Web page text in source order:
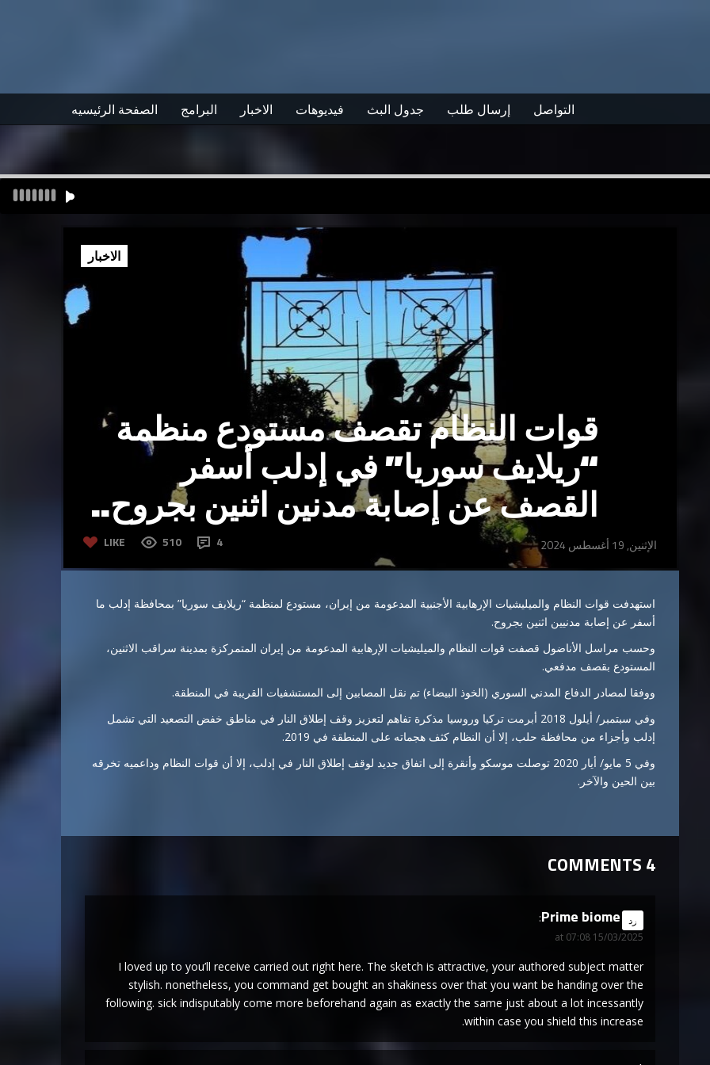
الصفحة الرئيسيه البرامج الاخبار فيديوهات جدول البث إرسال طلب التواصل
قوات النظام تقصف مستودع منظمة
“ريلايف سوريا” في إدلب أسفر
القصف عن إصابة مدنين اثنين بجروح..
LIKE 510 4 الإثنين, 19 أغسطس 2024
الاخبار
استهدفت قوات النظام والميليشيات الإرهابية الأجنبية المدعومة من إيران، مستودع لمنظمة “ريلايف سوريا” بمحافظة إدلب ما
أسفر عن إصابة مدنيين اثنين بجروح.
وحسب مراسل الأناضول قصفت قوات النظام والميليشيات الإرهابية المدعومة من إيران المتمركزة بمدينة سراقب الاثنين،
المستودع بقصف مدفعي.
ووفقا لمصادر الدفاع المدني السوري (الخوذ البيضاء) تم نقل المصابين إلى المستشفيات القريبة في المنطقة.
وفي سبتمبر/ أيلول 2018 أبرمت تركيا وروسيا مذكرة تفاهم لتعزيز وقف إطلاق النار في مناطق خفض التصعيد التي تشمل
إدلب وأجزاء من محافظة حلب، إلا أن النظام كثف هجماته على المنطقة في 2019.​​​​​​​​​​​​​​
وفي 5 مايو/ أيار 2020 توصلت موسكو وأنقرة إلى اتفاق جديد لوقف إطلاق النار في إدلب، إلا أن قوات النظام وداعميه تخرقه
بين الحين والآخر.​​​​​​​
4 COMMENTS
Prime biome
says:
15/03/2025 at 07:08
رد
I loved up to you’ll receive carried out right here. The sketch is attractive, your authored subject matter
stylish. nonetheless, you command get bought an shakiness over that you want be handing over the
following. sick indisputably come more beforehand again as exactly the same just about a lot incessantly
within case you shield this increase.